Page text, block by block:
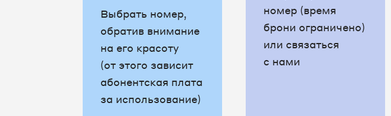
Выбрать номер,
обратив внимание
на его красоту
(от этого зависит
абонентская плата
за использование)
номер (время
брони ограничено)
или связаться
с нами